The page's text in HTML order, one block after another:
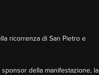
ricorrenza di San Pietro e
della manifestazione, la